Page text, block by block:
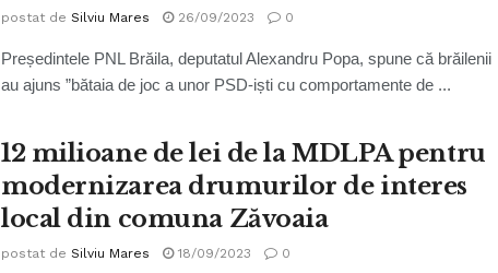
postat de Silviu Mares 26/09/2023 0
Președintele PNL Brăila, deputatul Alexandru Popa, spune că brăilenii
au ajuns ”bătaia de joc a unor PSD-iști cu comportamente de ...
12 milioane de lei de la MDLPA pentru
modernizarea drumurilor de interes
local din comuna Zăvoaia
postat de Silviu Mares 18/09/2023 0